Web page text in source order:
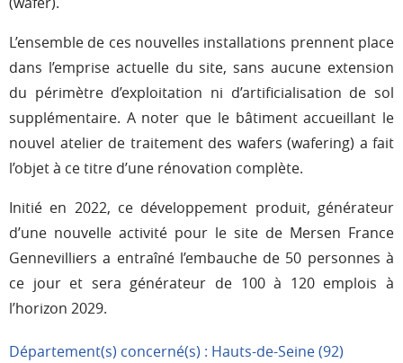
L’ensemble de ces nouvelles installations prennent place
dans l’emprise actuelle du site, sans aucune extension
du périmètre d’exploitation ni d’artificialisation de sol
supplémentaire. A noter que le bâtiment accueillant le
nouvel atelier de traitement des wafers (wafering) a fait
l’objet à ce titre d’une rénovation complète.
Initié en 2022, ce développement produit, générateur
d’une nouvelle activité pour le site de Mersen France
Gennevilliers a entraîné l’embauche de 50 personnes à
ce jour et sera générateur de 100 à 120 emplois à
l’horizon 2029.
Département(s) concerné(s) : Hauts-de-Seine (92)